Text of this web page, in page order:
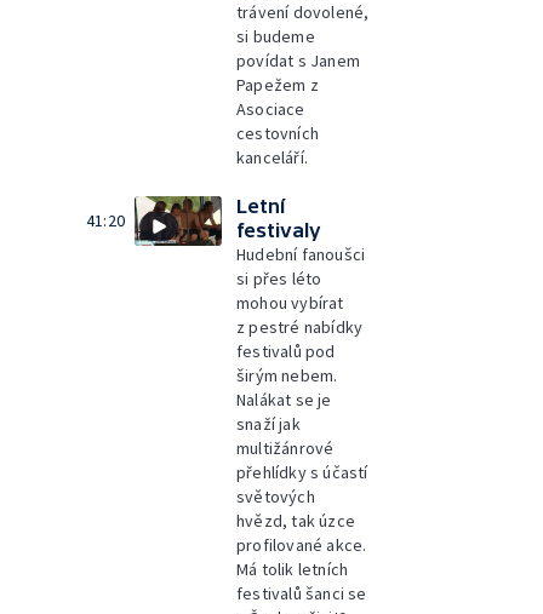
trávení dovolené,
si budeme
povídat s Janem
Papežem z
Asociace
cestovních
kanceláří.
41:20
Letní
festivaly
Hudební fanoušci
si přes léto
mohou vybírat
z pestré nabídky
festivalů pod
širým nebem.
Nalákat se je
snaží jak
multižánrové
přehlídky s účastí
světových
hvězd, tak úzce
profilované akce.
Má tolik letních
festivalů šanci se